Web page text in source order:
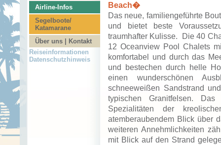
Airline-Infos
Segelboote/
Katamarane
Über uns | Kontakt
Reiseinformationen
Datenschutzhinweis
Beach�
Das neue, familiengeführte
und bietet beste
traumhafter Kulisse. Die 40
12 Oceanview Pool Chalets
komfortabel und durch das
und bestechen durch helle
einen wunderschönen
schneeweißen Sandstrand
typischen Granitfelsen.
Spezialitäten der
atemberaubendem Blick über
weiteren Annehmlichkeiten
mit Blick auf den Strand